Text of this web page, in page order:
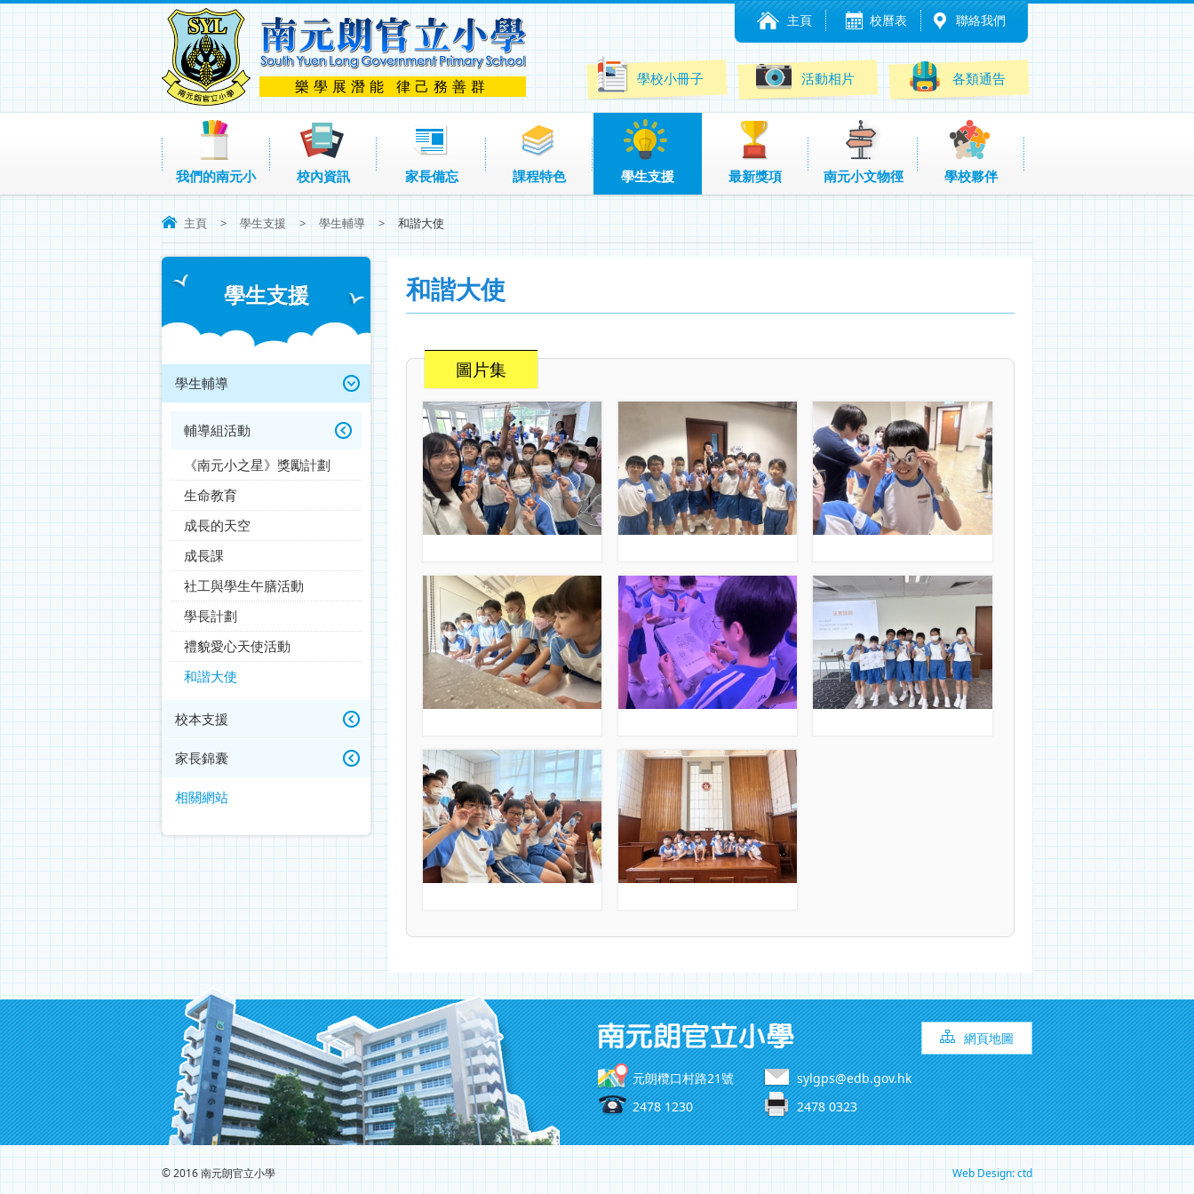
主頁 校曆表 聯絡我們
樂學展潛能 律己務善群 學校小冊子 活動相片 各類通告
我們的南元小 校內資訊 家長備忘 課程特色 學生支援 最新獎項 南元小文物徑 學校夥伴
主頁 > 學生支援 > 學生輔導 > 和諧大使
學生支援
學生輔導
輔導組活動
《南元小之星》獎勵計劃
生命教育
成長的天空
成長課
社工與學生午膳活動
學長計劃
禮貌愛心天使活動
和諧大使
校本支援
家長錦囊
相關網站
和諧大使
圖片集
網頁地圖
元朗欖口村路21號
sylgps@edb.gov.hk
2478 1230
2478 0323
© 2016 南元朗官立小學 Web Design: ctd